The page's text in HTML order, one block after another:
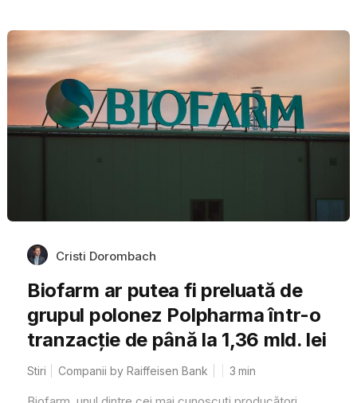
Cristi Dorombach
Biofarm ar putea fi preluată de
grupul polonez Polpharma într-o
tranzacție de până la 1,36 mld. lei
Stiri Companii by Raiffeisen Bank 3 min